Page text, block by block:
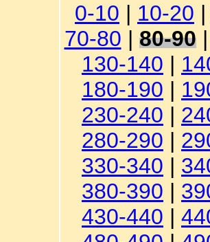
0-10 | 10-20 |
70-80 | 80-90|
130-140 |
180-190 |
230-240 |
280-290 |
330-340 |
380-390 |
430-440 |